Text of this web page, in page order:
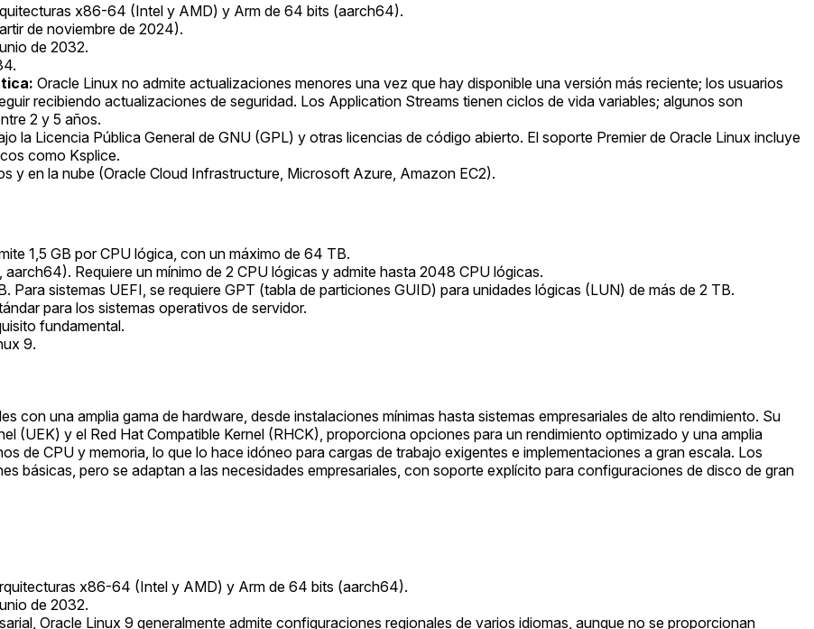
x86-64 (Intel y AMD) y Arm de 64 bits (aarch64).
de noviembre de 2024).
de 2032.
Oracle Linux no admite actualizaciones menores una vez que hay disponible una versión más reciente; los usuarios
recibiendo actualizaciones de seguridad. Los Application Streams tienen ciclos de vida variables; algunos son
2 y 5 años.
la Licencia Pública General de GNU (GPL) y otras licencias de código abierto. El soporte Premier de Oracle Linux incluye
como Ksplice.
y en la nube (Oracle Cloud Infrastructure, Microsoft Azure, Amazon EC2).
1,5 GB por CPU lógica, con un máximo de 64 TB.
Requiere un mínimo de 2 CPU lógicas y admite hasta 2048 CPU lógicas.
Para sistemas UEFI, se requiere GPT (tabla de particiones GUID) para unidades lógicas (LUN) de más de 2 TB.
para los sistemas operativos de servidor.
fundamental.
9.
con una amplia gama de hardware, desde instalaciones mínimas hasta sistemas empresariales de alto rendimiento. Su
(UEK) y el Red Hat Compatible Kernel (RHCK), proporciona opciones para un rendimiento optimizado y una amplia
de CPU y memoria, lo que lo hace idóneo para cargas de trabajo exigentes e implementaciones a gran escala. Los
básicas, pero se adaptan a las necesidades empresariales, con soporte explícito para configuraciones de disco de gran
x86-64 (Intel y AMD) y Arm de 64 bits (aarch64).
de 2032.
Oracle Linux 9 generalmente admite configuraciones regionales de varios idiomas, aunque no se proporcionan